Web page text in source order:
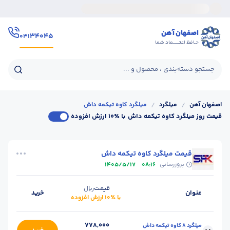
اصفهان آهن
حـافظ اعتــــــماد شما
۳۴۰۴۵۰۳۱
جستجو دسته‌بندی ، محصول و ...
اصفهان آهن / میلگرد / میلگرد کاوه تیکمه داش
قیمت روز میلگرد کاوه تیکمه داش با ٪۱۰ ارزش افزوده
قیمت میلگرد کاوه تیکمه داش
بروزرسانی 08:16
1405/5/17
عنوان قیمتریال
با ٪۱۰ ارزش افزوده
خرید
میلگرد 8 کاوه تیکمه داش
778,000